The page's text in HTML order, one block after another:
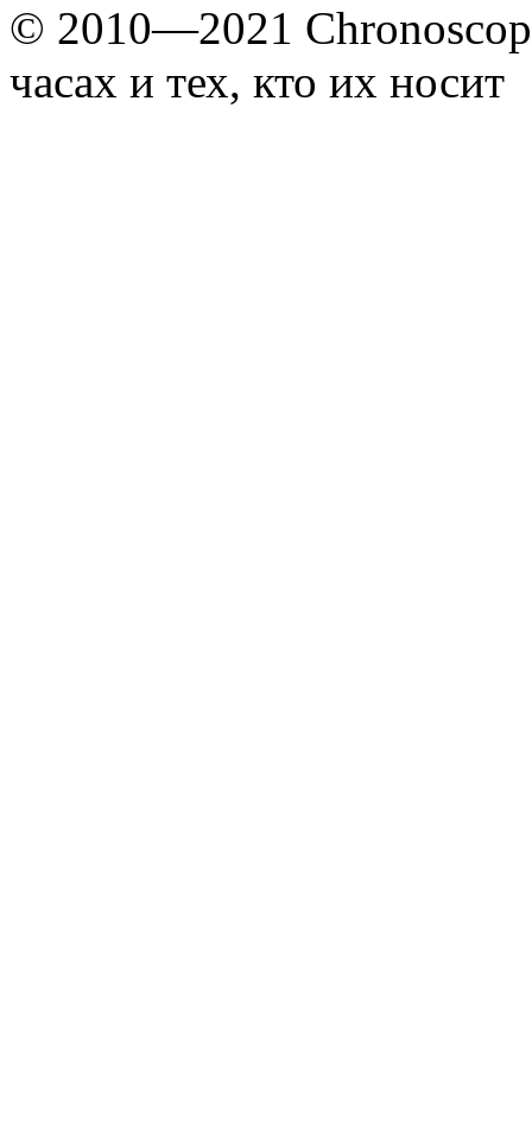
© 2010—2021
часах и тех, кто их носит